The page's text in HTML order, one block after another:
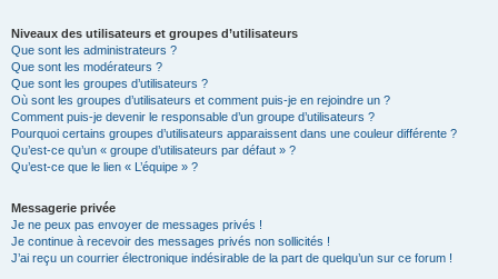
Niveaux des utilisateurs et groupes d’utilisateurs
Que sont les administrateurs ?
Que sont les modérateurs ?
Que sont les groupes d’utilisateurs ?
Où sont les groupes d’utilisateurs et comment puis-je en rejoindre un ?
Comment puis-je devenir le responsable d’un groupe d’utilisateurs ?
Pourquoi certains groupes d’utilisateurs apparaissent dans une couleur différente ?
Qu’est-ce qu’un « groupe d’utilisateurs par défaut » ?
Qu’est-ce que le lien « L’équipe » ?
Messagerie privée
Je ne peux pas envoyer de messages privés !
Je continue à recevoir des messages privés non sollicités !
J’ai reçu un courrier électronique indésirable de la part de quelqu’un sur ce forum !